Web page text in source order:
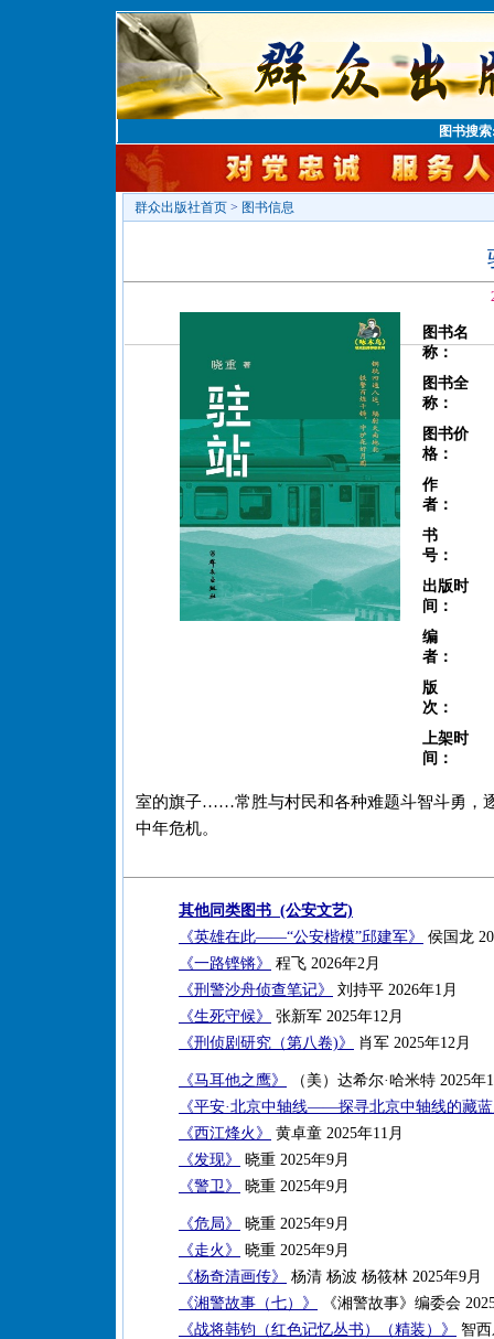
图书搜
群众出版社首页 > 图书信息
图书名
称：
图书全
称：
图书价
格：
作
者：
书
号：
出版时
间：
编
者：
版
次：
上架时
间：
室的旗子……常胜与村民和各种难题斗智斗勇，
中年危机。
其他同类图书 (公安文艺)
《英雄在此——“公安楷模”邱建军》
侯国龙
《一路铿锵》
程飞 2026年2月
《刑警沙舟侦查笔记》
刘持平 2026年1月
《生死守候》
张新军 2025年12月
《刑侦剧研究（第八卷)》
肖军 2025年12月
《马耳他之鹰》
（美）达希尔·哈米特 2025年
《平安·北京中轴线——探寻北京中轴线的藏
《西江烽火》
黄卓童 2025年11月
《发现》
晓重 2025年9月
《警卫》
晓重 2025年9月
《危局》
晓重 2025年9月
《走火》
晓重 2025年9月
《杨奇清画传》
杨清 杨波 杨筱林 2025年9月
《湘警故事（七）》
《湘警故事》编委会
《战将韩钧（红色记忆丛书）（精装）》
智西